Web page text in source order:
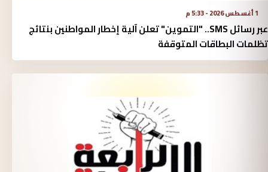
1 أغسطس 2026 - 5:33 م
عبر رسائل SMS.. "التموين" تعلن آلية إخطار المواطنين بنتائج
تظلمات البطاقات المتوقفة